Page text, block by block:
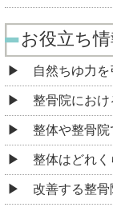
お役立ち情
自然ちゆ力
整骨院にお
整体や整骨院
整体はどれく
改善する整